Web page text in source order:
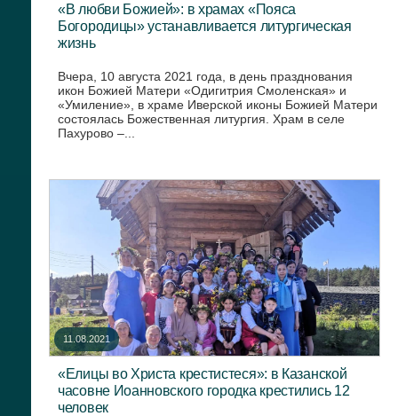
«В любви Божией»: в храмах «Пояса
Богородицы» устанавливается литургическая
жизнь
Вчера, 10 августа 2021 года, в день празднования
икон Божией Матери «Одигитрия Смоленская» и
«Умиление», в храме Иверской иконы Божией Матери
состоялась Божественная литургия. Храм в селе
Пахурово –...
11.08.2021
«Елицы во Христа крестистеся»: в Казанской
часовне Иоанновского городка крестились 12
человек